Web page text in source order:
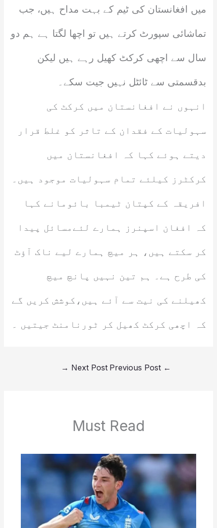
میں افغانستان کی ٹیم کے بہت مداح ہیں، جب
تماشائی سپورٹ کرتے ہیں تو اچھا لگتا ہے ہم دو
سال سے اچھی کرکٹ کھیل رہے ہیں لیکن
بدقسمتی سے ٹائٹل نہیں جیت سکے۔
انہوں نے افغانستان میں کرکٹ کی
سہولیات کے فقدان کے تاثر کو غلط قرار
دیتے ہوئے کہا کہ افغانستان میں
کرکٹرز کیلئے تمام سہولیات موجود ہیں۔
افریقہ کے کپتان ٹیمبا بائومانے کہا
کہ افغان اسپنرز ہمارے لئےمسائل پیدا
کر سکتے ہیں، ہر میچ ہمارے لیے ناک آؤٹ
کی طرح ہے۔ ہم تین نہیں پانچ میچ
کھیلنے کی نیت سے آئے ہیں،کوشش کریں گے
کہ اچھی کرکٹ کھیل کر ٹورنامنٹ جیتیں ۔
←
Next Post
→
Must Read